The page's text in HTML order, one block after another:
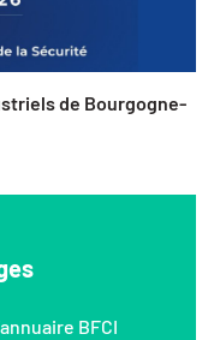
de Bourgogne-
BFCI